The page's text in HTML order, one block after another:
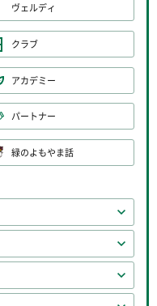
ヴェルディ
クラブ
アカデミー
パートナー
緑のよもやま話